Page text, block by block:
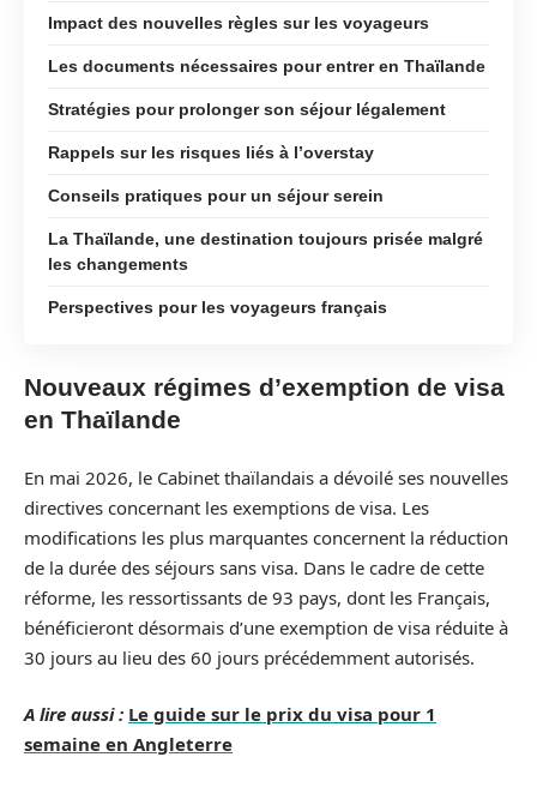
Impact des nouvelles règles sur les voyageurs
Les documents nécessaires pour entrer en Thaïlande
Stratégies pour prolonger son séjour légalement
Rappels sur les risques liés à l’overstay
Conseils pratiques pour un séjour serein
La Thaïlande, une destination toujours prisée malgré
les changements
Perspectives pour les voyageurs français
Nouveaux régimes d’exemption de visa
en Thaïlande
En mai 2026, le Cabinet thaïlandais a dévoilé ses nouvelles
directives concernant les exemptions de visa. Les
modifications les plus marquantes concernent la réduction
de la durée des séjours sans visa. Dans le cadre de cette
réforme, les ressortissants de 93 pays, dont les Français,
bénéficieront désormais d’une exemption de visa réduite à
30 jours au lieu des 60 jours précédemment autorisés.
A lire aussi : Le guide sur le prix du visa pour 1
semaine en Angleterre